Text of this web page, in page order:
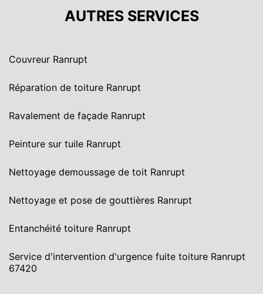
AUTRES SERVICES
Couvreur Ranrupt
Réparation de toiture Ranrupt
Ravalement de façade Ranrupt
Peinture sur tuile Ranrupt
Nettoyage demoussage de toit Ranrupt
Nettoyage et pose de gouttières Ranrupt
Entanchéité toiture Ranrupt
Service d'intervention d'urgence fuite toiture Ranrupt
67420